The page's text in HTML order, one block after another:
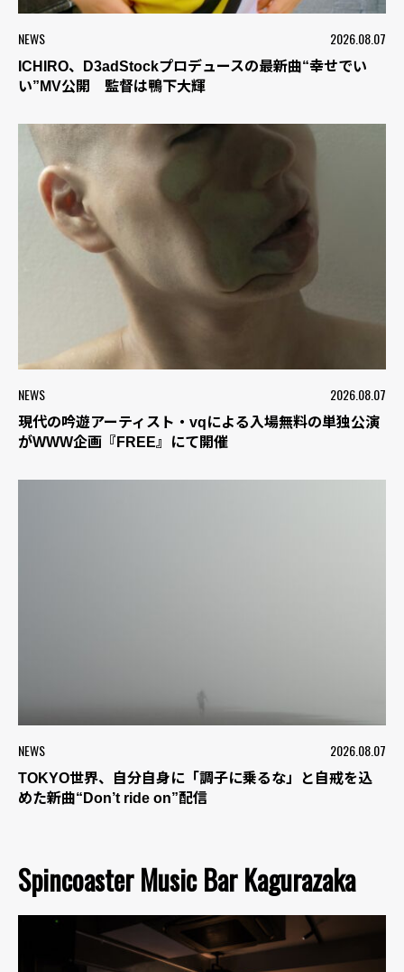
NEWS 2026.08.07
ICHIRO、D3adStockプロデュースの最新曲“幸せでい
い”MV公開 監督は鴨下大輝
NEWS 2026.08.07
現代の吟遊アーティスト・vqによる入場無料の単独公演
がWWW企画『FREE』にて開催
NEWS 2026.08.07
TOKYO世界、自分自身に「調子に乗るな」と自戒を込
めた新曲“Don’t ride on”配信
Spincoaster Music Bar Kagurazaka